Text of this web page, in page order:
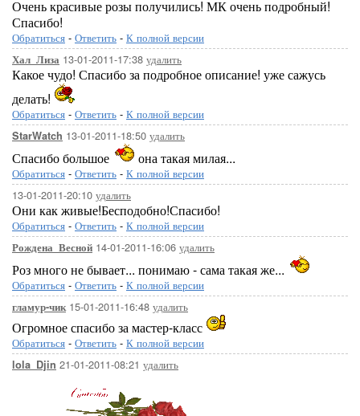
Очень красивые розы получились! МК очень подробный!
Спасибо!
Обратиться - Ответить - К полной версии
Хал_Лиза 13-01-2011-17:38 удалить
Какое чудо! Спасибо за подробное описание! уже сажусь
делать!
Обратиться - Ответить - К полной версии
StarWatch 13-01-2011-18:50 удалить
Спасибо большое она такая милая...
Обратиться - Ответить - К полной версии
13-01-2011-20:10 удалить
Они как живые!Бесподобно!Спасибо!
Обратиться - Ответить - К полной версии
Рождена_Весной 14-01-2011-16:06 удалить
Роз много не бывает... понимаю - сама такая же...
Обратиться - Ответить - К полной версии
гламур-чик 15-01-2011-16:48 удалить
Огромное спасибо за мастер-класс
Обратиться - Ответить - К полной версии
lola_Djin 21-01-2011-08:21 удалить